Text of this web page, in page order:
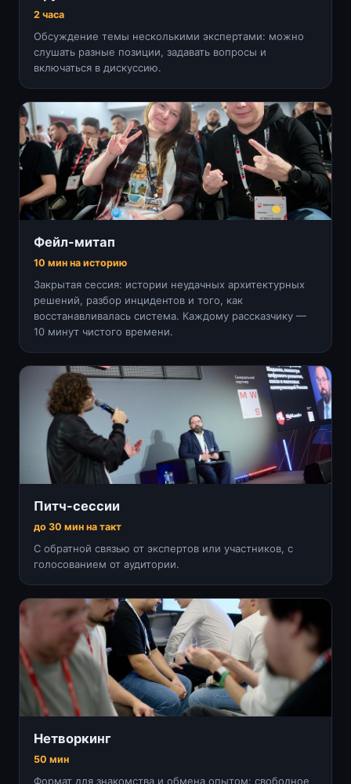
2 часа
Обсуждение темы несколькими экспертами: можно
слушать разные позиции, задавать вопросы и
включаться в дискуссию.
Фейл-митап
10 мин на историю
Закрытая сессия: истории неудачных архитектурных
решений, разбор инцидентов и того, как
восстанавливалась система. Каждому рассказчику —
10 минут чистого времени.
Питч-сессии
до 30 мин на такт
С обратной связью от экспертов или участников, с
голосованием от аудитории.
Нетворкинг
50 мин
Формат для знакомства и обмена опытом: свободное